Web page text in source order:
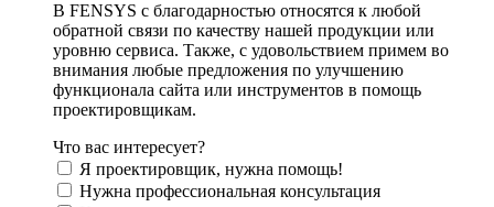
В FENSYS с благодарностью относятся к любой
обратной связи по качеству нашей продукции или
уровню сервиса. Также, с удовольствием примем во
внимания любые предложения по улучшению
функционала сайта или инструментов в помощь
проектировщикам.
Что вас интересует?
Я проектировщик, нужна помощь!
Нужна профессиональная консультация